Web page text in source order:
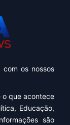
os nossos
que acontece
Educação,
são